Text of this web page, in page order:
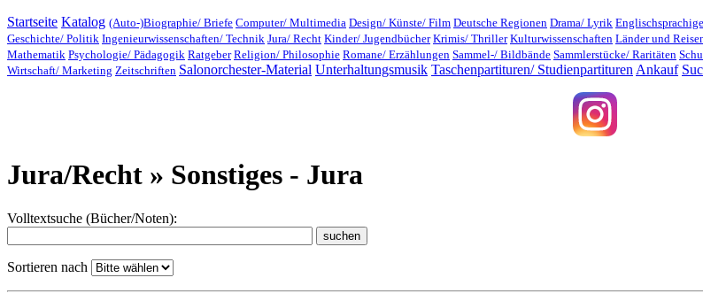
Startseite Katalog (Auto-)Biographie/ Briefe Computer/ Multimedia Design/ Künste/ Film Deutsche Regionen Drama/ Lyrik
Geschichte/ Politik Ingenieurwissenschaften/ Technik Jura/ Recht Kinder/ Jugendbücher Krimis/ Thriller Kulturwissenschaften Länder und
Mathematik Psychologie/ Pädagogik Ratgeber Religion/ Philosophie Romane/ Erzählungen Sammel-/ Bildbände Sammlerstücke/ Raritäten
Wirtschaft/ Marketing Zeitschriften Salonorchester-Material Unterhaltungsmusik Taschenpartituren/ Studienpartituren Ankauf
Jura/Recht » Sonstiges - Jura
Volltextsuche (Bücher/Noten):
Sortieren nach